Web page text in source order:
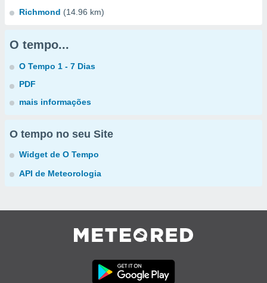
Richmond (14.96 km)
O tempo...
O Tempo 1 - 7 Dias
PDF
mais informações
O tempo no seu Site
Widget de O Tempo
API de Meteorologia